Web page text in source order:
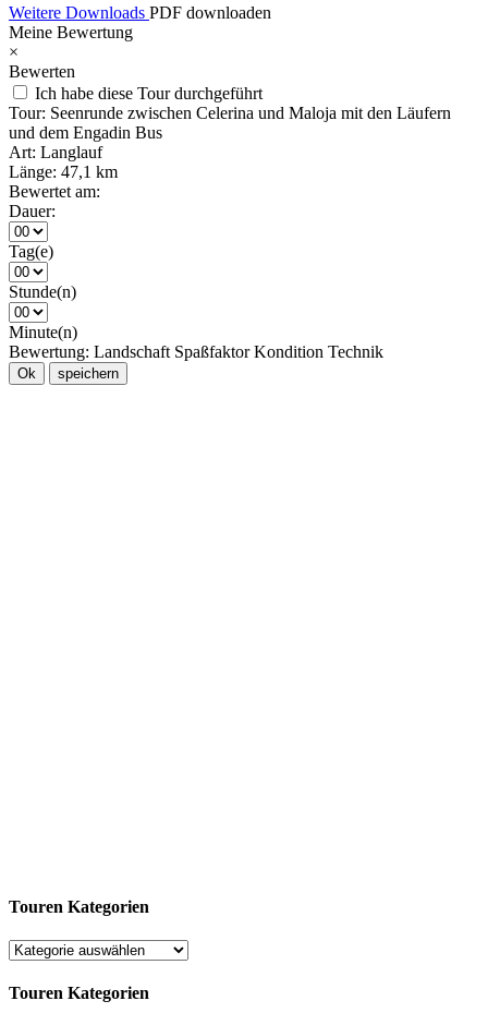
Weitere Downloads PDF downloaden
Meine Bewertung
×
Bewerten
Ich habe diese Tour durchgeführt
Tour: Seenrunde zwischen Celerina und Maloja mit den Läufern
und dem Engadin Bus
Art: Langlauf
Länge: 47,1 km
Bewertet am:
Dauer:
Tag(e)
Stunde(n)
Minute(n)
Bewertung: Landschaft Spaßfaktor Kondition Technik
Ok speichern
Touren Kategorien
Touren Kategorien